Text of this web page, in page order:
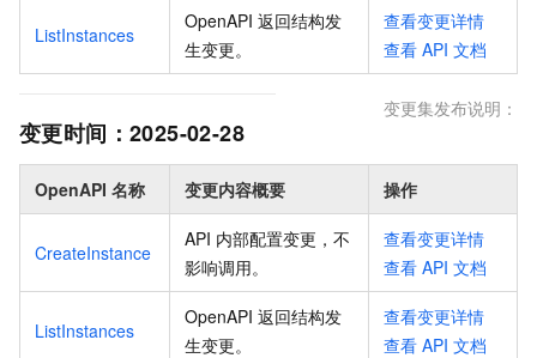
ListInstances
OpenAPI 返回结构发
生变更。
查看变更详情
查看 API 文档
变更时间： 2025-02-28
变更集发布说明：
OpenAPI 名称 变更内容概要 操作
CreateInstance
API 内部配置变更，不
影响调用。
查看变更详情
查看 API 文档
ListInstances
OpenAPI 返回结构发
生变更。
查看变更详情
查看 API 文档